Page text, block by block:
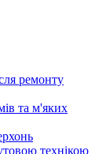
ремонту
та м'яких
технікою